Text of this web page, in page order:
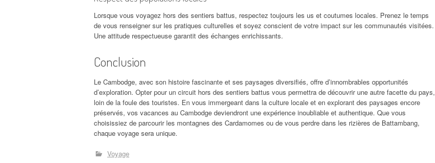
Lorsque vous voyagez hors des sentiers battus, respectez toujours les us et coutumes locales. Prenez le temps
de vous renseigner sur les pratiques culturelles et soyez conscient de votre impact sur les communautés visitées.
Une attitude respectueuse garantit des échanges enrichissants.
Conclusion
Le Cambodge, avec son histoire fascinante et ses paysages diversifiés, offre d’innombrables opportunités
d’exploration. Opter pour un circuit hors des sentiers battus vous permettra de découvrir une autre facette du pays,
loin de la foule des touristes. En vous immergeant dans la culture locale et en explorant des paysages encore
préservés, vos vacances au Cambodge deviendront une expérience inoubliable et authentique. Que vous
choisissiez de parcourir les montagnes des Cardamomes ou de vous perdre dans les rizières de Battambang,
chaque voyage sera unique.
Voyage